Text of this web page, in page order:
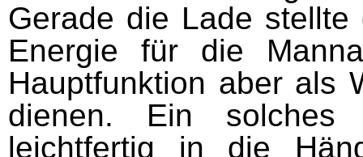
Gerade die Lade
Energie für die
Hauptfunktion aber als
dienen. Ein solches
leichtfertig in die